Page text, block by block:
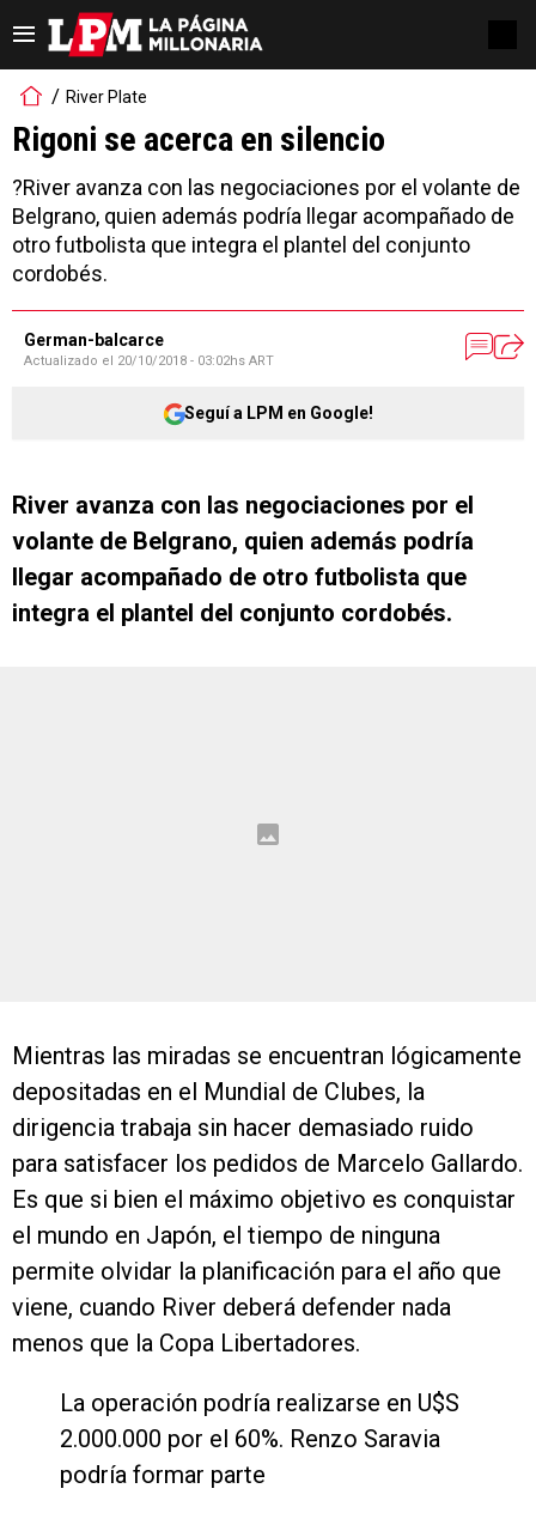
River Plate
Rigoni se acerca en silencio
?River avanza con las negociaciones por el volante de
Belgrano, quien además podría llegar acompañado de
otro futbolista que integra el plantel del conjunto
cordobés.
German-balcarce
Actualizado el 20/10/2018 - 03:02hs ART
Seguí a LPM en Google!
River avanza con las negociaciones por el
volante de Belgrano, quien además podría
llegar acompañado de otro futbolista que
integra el plantel del conjunto cordobés.
Mientras las miradas se encuentran lógicamente
depositadas en el Mundial de Clubes, la
dirigencia trabaja sin hacer demasiado ruido
para satisfacer los pedidos de Marcelo Gallardo.
Es que si bien el máximo objetivo es conquistar
el mundo en Japón, el tiempo de ninguna
permite olvidar la planificación para el año que
viene, cuando River deberá defender nada
menos que la Copa Libertadores.
La operación podría realizarse en U$S
2.000.000 por el 60%. Renzo Saravia
podría formar parte